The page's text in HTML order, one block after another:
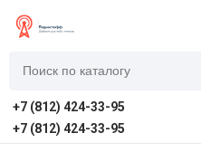
+7 (812) 424-33-95
+7 (812) 424-33-95